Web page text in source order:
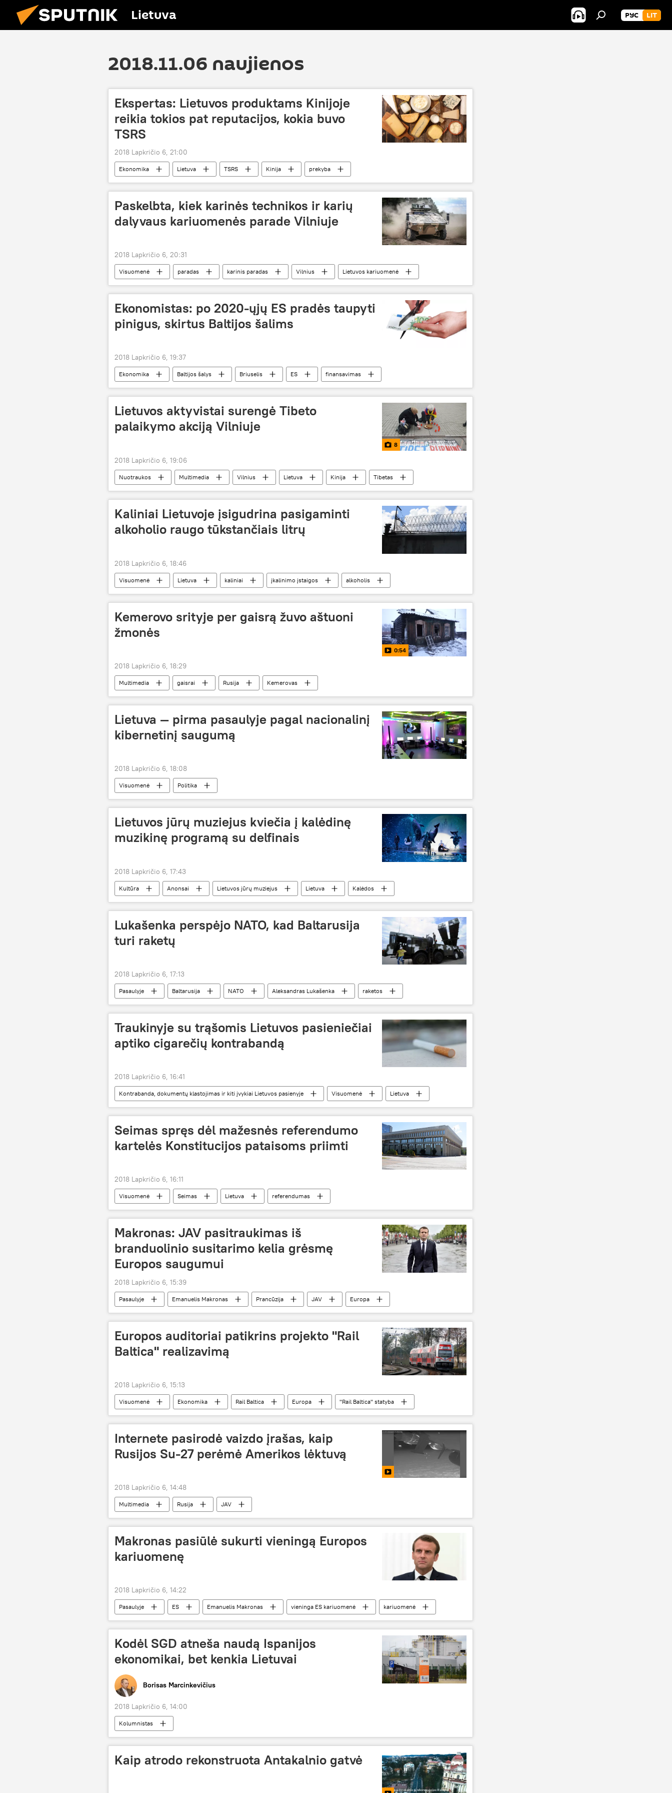
Lietuva РУС LIT
2018.11.06 naujienos
Ekspertas: Lietuvos produktams Kinijoje
reikia tokios pat reputacijos, kokia buvo
TSRS
2018 Lapkričio 6, 21:00
Ekonomika Lietuva TSRS Kinija prekyba
Paskelbta, kiek karinės technikos ir karių
dalyvaus kariuomenės parade Vilniuje
2018 Lapkričio 6, 20:31
Visuomenė paradas karinis paradas Vilnius Lietuvos kariuomenė
Ekonomistas: po 2020-ųjų ES pradės taupyti
pinigus, skirtus Baltijos šalims
2018 Lapkričio 6, 19:37
Ekonomika Baltijos šalys Briuselis ES finansavimas
Lietuvos aktyvistai surengė Tibeto
palaikymo akciją Vilniuje
8
2018 Lapkričio 6, 19:06
Nuotraukos Multimedia Vilnius Lietuva Kinija
Tibetas
žmogaus teisės
Kaliniai Lietuvoje įsigudrina pasigaminti
alkoholio raugo tūkstančiais litrų
2018 Lapkričio 6, 18:46
Visuomenė Lietuva kaliniai įkalinimo įstaigos alkoholis
Kemerovo srityje per gaisrą žuvo aštuoni
žmonės
0:54
2018 Lapkričio 6, 18:29
Multimedia gaisrai Rusija Kemerovas
Lietuva — pirma pasaulyje pagal nacionalinį
kibernetinį saugumą
2018 Lapkričio 6, 18:08
Visuomenė Politika
Lietuvos jūrų muziejus kviečia į kalėdinę
muzikinę programą su delfinais
2018 Lapkričio 6, 17:43
Kultūra Anonsai Lietuvos jūrų muziejus Lietuva
Kalėdos
Klaipėda
Lukašenka perspėjo NATO, kad Baltarusija
turi raketų
2018 Lapkričio 6, 17:13
Pasaulyje Baltarusija NATO Aleksandras Lukašenka raketos
Traukinyje su trąšomis Lietuvos pasieniečiai
aptiko cigarečių kontrabandą
2018 Lapkričio 6, 16:41
Kontrabanda, dokumentų klastojimas ir kiti įvykiai Lietuvos pasienyje Visuomenė
Lietuva
Valstybės sienos apsaugos tarnyba (VSAT)
cigarečių kontrabanda Baltarusija
Seimas spręs dėl mažesnės referendumo
kartelės Konstitucijos pataisoms priimti
2018 Lapkričio 6, 16:11
Visuomenė Seimas Lietuva referendumas
Makronas: JAV pasitraukimas iš
branduolinio susitarimo kelia grėsmę
Europos saugumui
2018 Lapkričio 6, 15:39
Pasaulyje Emanuelis Makronas Prancūzija JAV Europa
Europos auditoriai patikrins projekto "Rail
Baltica" realizavimą
2018 Lapkričio 6, 15:13
Visuomenė Ekonomika Rail Baltica Europa "Rail Baltica" statyba
Internete pasirodė vaizdo įrašas, kaip
Rusijos Su-27 perėmė Amerikos lėktuvą
2018 Lapkričio 6, 14:48
Multimedia Rusija JAV
Makronas pasiūlė sukurti vieningą Europos
kariuomenę
2018 Lapkričio 6, 14:22
Pasaulyje ES Emanuelis Makronas vieninga ES kariuomenė kariuomenė
Kodėl SGD atneša naudą Ispanijos
ekonomikai, bet kenkia Lietuvai
Borisas Marcinkevičius
2018 Lapkričio 6, 14:00
Kolumnistas
Kaip atrodo rekonstruota Antakalnio gatvė